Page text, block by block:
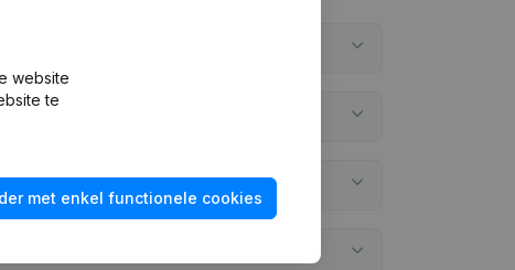
website
te
met enkel functionele cookies